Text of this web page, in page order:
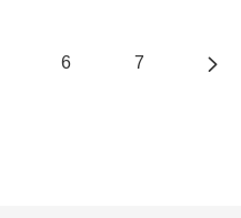
6 7